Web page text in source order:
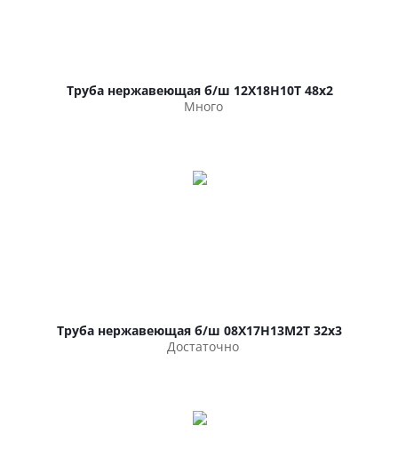
Труба нержавеющая б/ш 12Х18Н10Т 48х2
Много
Труба нержавеющая б/ш 08Х17Н13М2Т 32х3
Достаточно